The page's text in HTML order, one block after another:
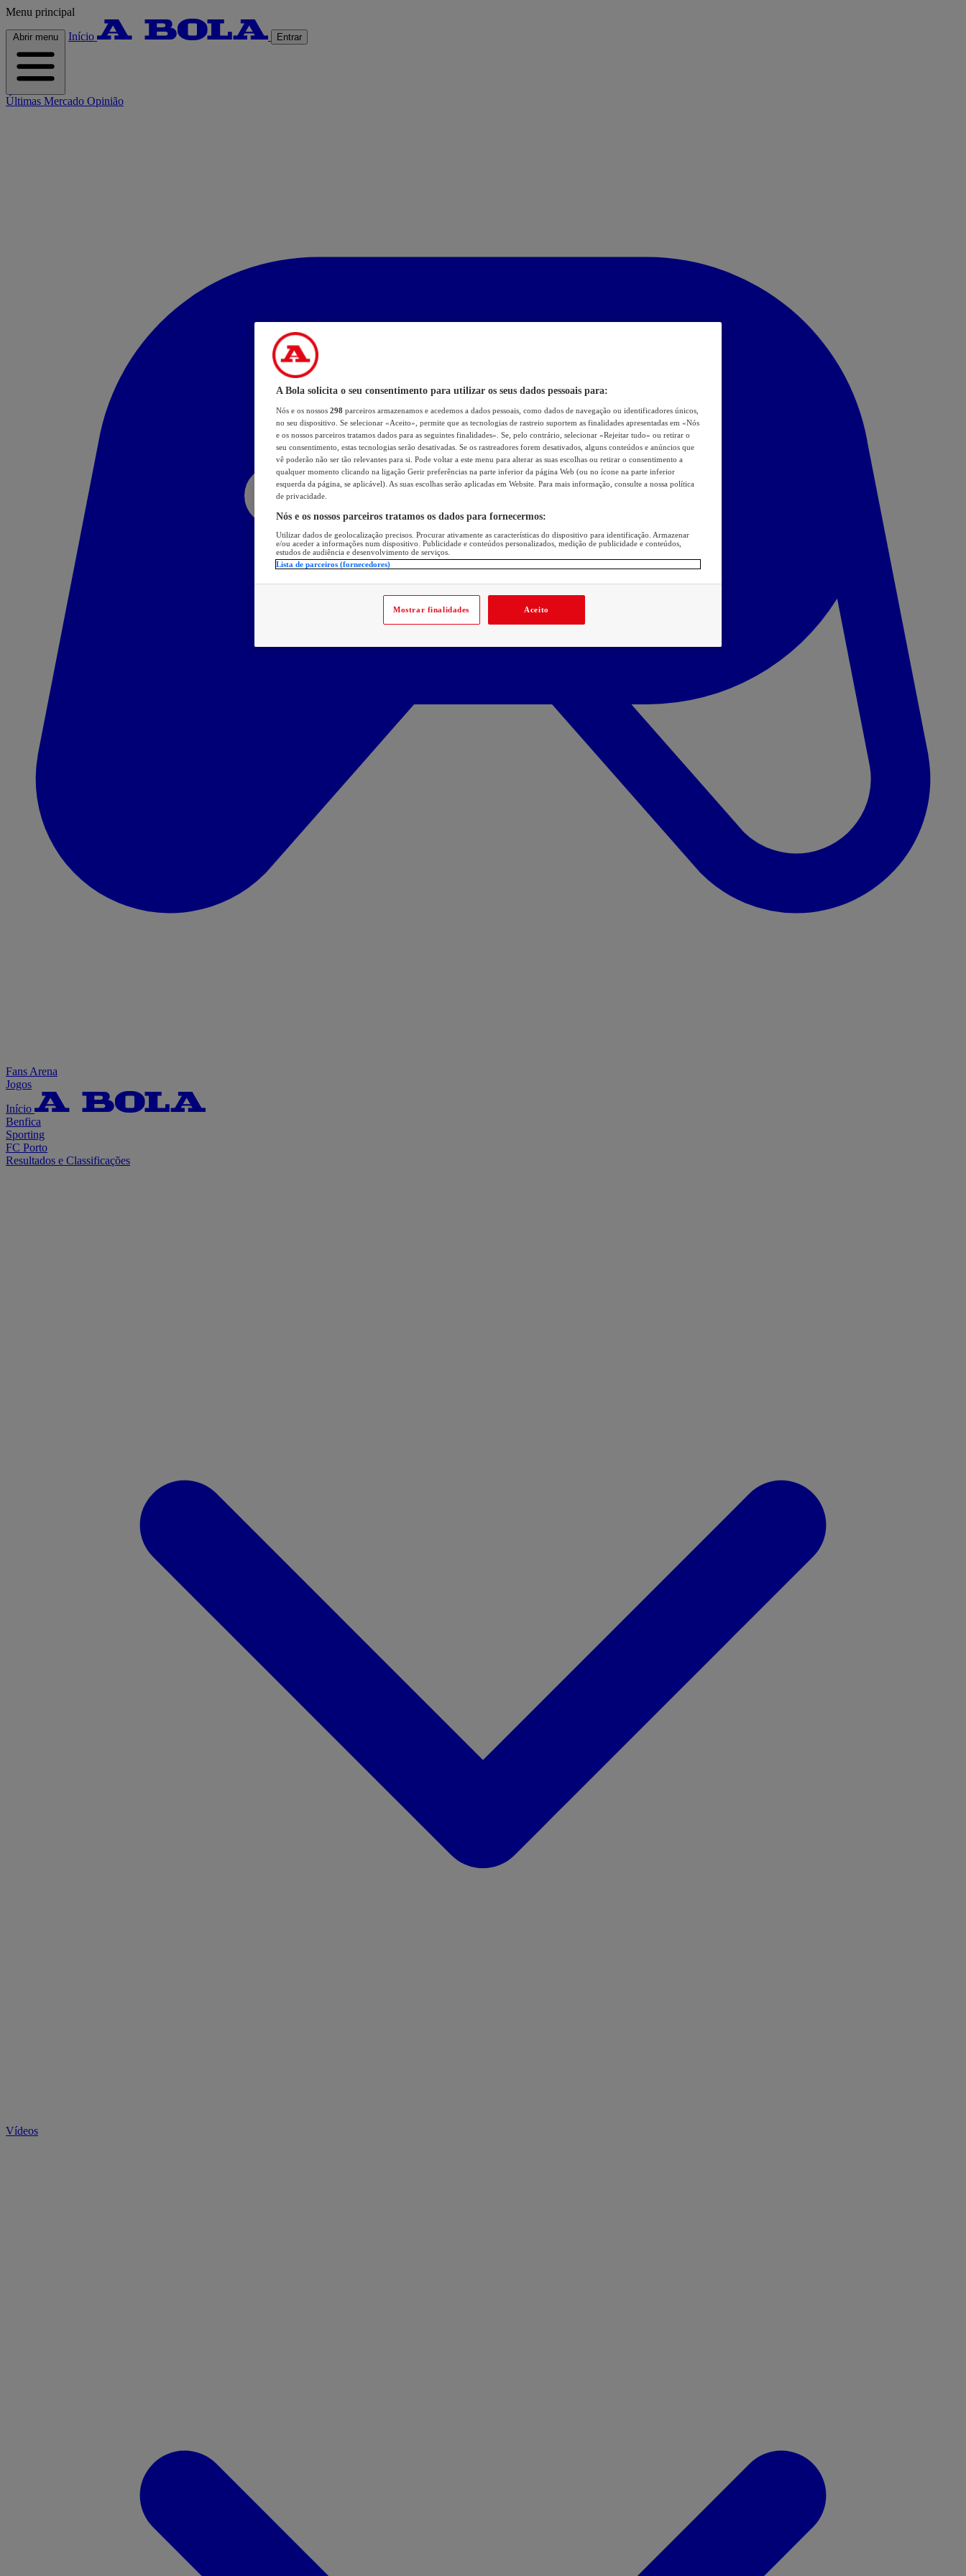
Menu principal
Abrir menu Início Entrar
Últimas Mercado Opinião
Fans Arena
Jogos
Início
Benfica
Sporting
FC Porto
Resultados e Classificações
Vídeos
A Bola solicita o seu consentimento para utilizar os seus dados pessoais para:
Nós e os nossos 298 parceiros armazenamos e acedemos a dados pessoais, como dados de navegação ou identificadores únicos,
no seu dispositivo. Se selecionar «Aceito», permite que as tecnologias de rastreio suportem as finalidades apresentadas em «Nós
e os nossos parceiros tratamos dados para as seguintes finalidades». Se, pelo contrário, selecionar «Rejeitar tudo» ou retirar o
seu consentimento, estas tecnologias serão desativadas. Se os rastreadores forem desativados, alguns conteúdos e anúncios que
vê poderão não ser tão relevantes para si. Pode voltar a este menu para alterar as suas escolhas ou retirar o consentimento a
qualquer momento clicando na ligação Gerir preferências na parte inferior da página Web (ou no ícone na parte inferior
esquerda da página, se aplicável). As suas escolhas serão aplicadas em Website. Para mais informação, consulte a nossa política
de privacidade.
Nós e os nossos parceiros tratamos os dados para fornecermos:
Utilizar dados de geolocalização precisos. Procurar ativamente as características do dispositivo para identificação. Armazenar
e/ou aceder a informações num dispositivo. Publicidade e conteúdos personalizados, medição de publicidade e conteúdos,
estudos de audiência e desenvolvimento de serviços.
Lista de parceiros (fornecedores)
Mostrar finalidades Aceito